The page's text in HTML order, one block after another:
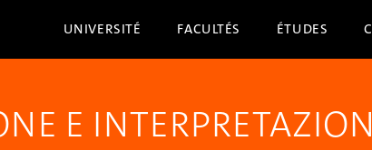
UNIVERSITÉ FACULTÉS ÉTUDES
E